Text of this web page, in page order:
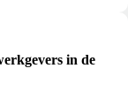
in de